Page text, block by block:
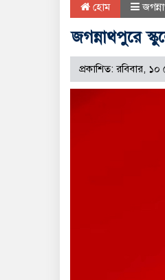
হোম
জগন্নাথপুরে
প্রকাশিত: রবিবার,